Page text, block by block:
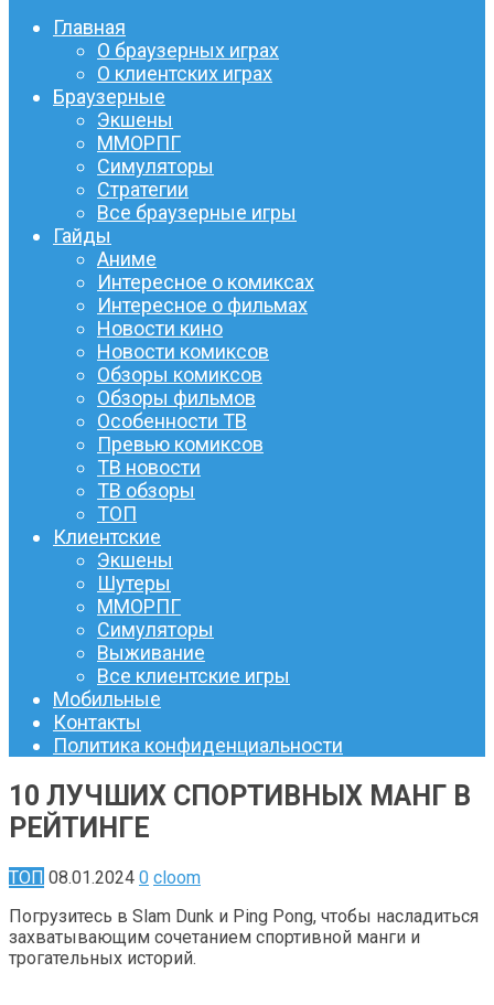
Главная
О браузерных играх
О клиентских играх
Браузерные
Экшены
ММОРПГ
Симуляторы
Стратегии
Все браузерные игры
Гайды
Аниме
Интересное о комиксах
Интересное о фильмах
Новости кино
Новости комиксов
Обзоры комиксов
Обзоры фильмов
Особенности ТВ
Превью комиксов
ТВ новости
ТВ обзоры
ТОП
Клиентские
Экшены
Шутеры
ММОРПГ
Симуляторы
Выживание
Все клиентские игры
Мобильные
Контакты
Политика конфиденциальности
10 ЛУЧШИХ СПОРТИВНЫХ МАНГ В
РЕЙТИНГЕ
ТОП 08.01.2024 0 cloom
Погрузитесь в Slam Dunk и Ping Pong, чтобы насладиться
захватывающим сочетанием спортивной манги и
трогательных историй.